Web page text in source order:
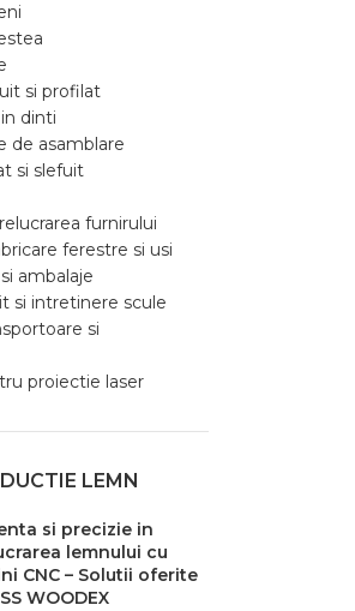
si profilat
dinti
de asamblare
si slefuit
furnirului
ferestre si usi
ambalaje
si intretinere scule
si
proiectie laser
LEMN
si precizie in
lemnului cu
CNC – Solutii oferite
WOODEX